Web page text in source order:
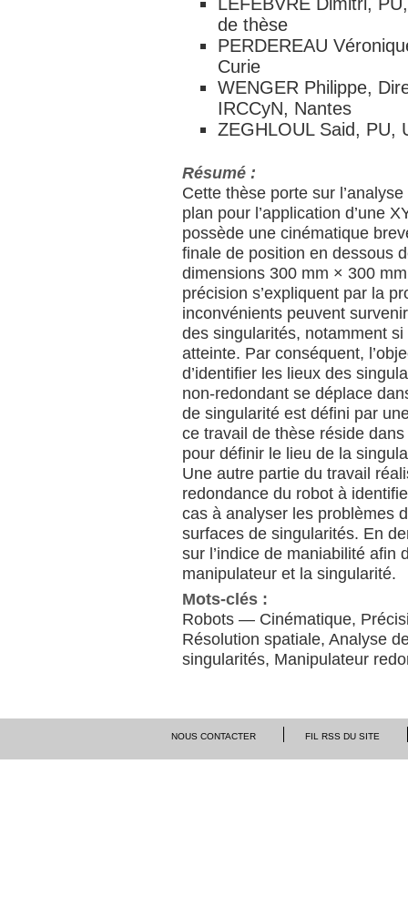
de thèse
PERDEREAU
Curie
WENGER Philippe,
IRCCyN, Nantes
ZEGHLOUL Said, PU,
Résumé :
Cette thèse porte sur
plan pour l’application d’une
possède une cinématique
finale de position en dessous
dimensions 300 mm × 300
précision s’expliquent par la
inconvénients peuvent
des singularités, notamment
atteinte. Par conséquent,
d’identifier les lieux des
non-redondant se déplace
de singularité est défini par
ce travail de thèse réside
pour définir le lieu de la
Une autre partie du travail
redondance du robot à
cas à analyser les problèmes
surfaces de singularités. En
sur l’indice de maniabilité afin
manipulateur et la singularité.
Mots-clés :
Robots — Cinématique,
Résolution spatiale, Analyse
singularités, Manipulateur
NOUS CONTACTER FIL RSS DU SITE